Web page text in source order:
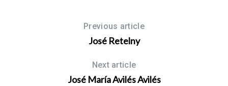
Previous article
José Retelny
Next article
José María Avilés Avilés